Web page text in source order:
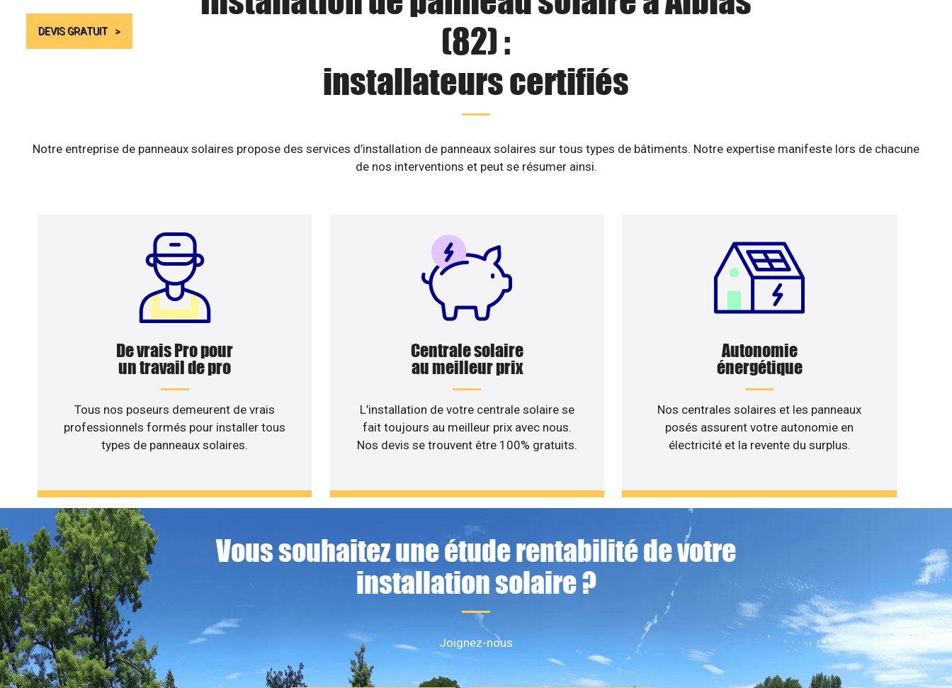
DEVIS GRATUIT
(82) :
installateurs certifiés
Notre entreprise de panneaux solaires propose des services d’installation de panneaux solaires sur tous types de bâtiments. Notre expertise manifeste lors de chacune
de nos interventions et peut se résumer ainsi.
De vrais Pro pour
un travail de pro
Tous nos poseurs demeurent de vrais
professionnels formés pour installer tous
types de panneaux solaires.
Centrale solaire
au meilleur prix
L’installation de votre centrale solaire se
fait toujours au meilleur prix avec nous.
Nos devis se trouvent être 100% gratuits.
Autonomie
énergétique
Nos centrales solaires et les panneaux
posés assurent votre autonomie en
électricité et la revente du surplus.
Vous souhaitez une étude rentabilité de votre
installation solaire ?
Joignez-nous